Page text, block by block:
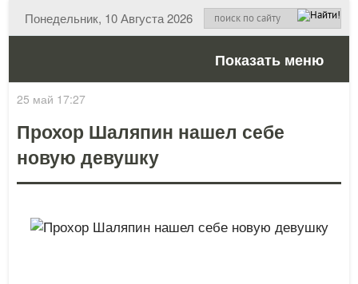
Понедельник, 10 Августа 2026
Показать меню
25 май 17:27
Прохор Шаляпин нашел себе
новую девушку